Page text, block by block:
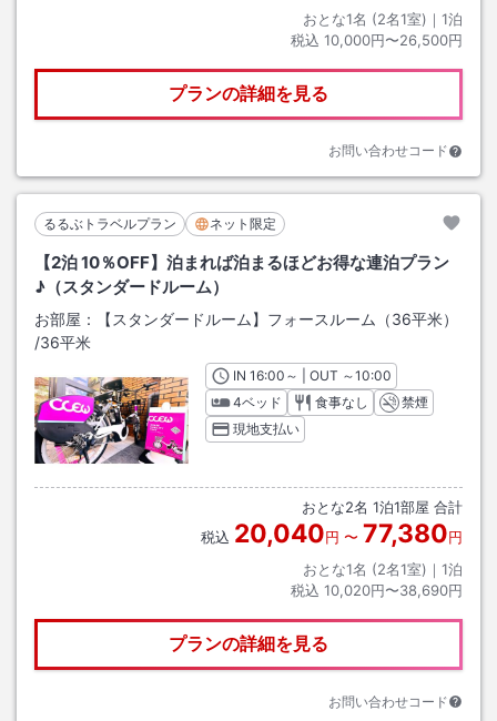
おとな1名 (2名1室)｜ 1泊
税込 10,000円〜26,500円
プランの詳細を見る
お問い合わせコード
るるぶトラベルプラン ネット限定
【2泊 10％OFF】泊まれば泊まるほどお得な連泊プラン
♪（スタンダードルーム）
お部屋：
【スタンダードルーム】フォースルーム（36平米）
/36平米
INチェックイン
16:00 ～ | OUT チェックアウト
～10:00
4ベッド
食事なし
禁煙
現地支払い
おとな2名 1泊1部屋 合計
税込 20,040円 〜 77,380円
おとな1名 (2名1室)｜ 1泊
税込 10,020円〜38,690円
プランの詳細を見る
お問い合わせコード